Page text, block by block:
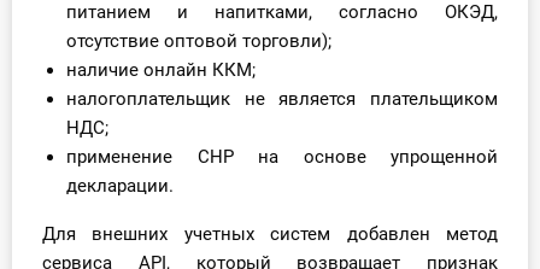
питанием и напитками, согласно ОКЭД,
отсутствие оптовой торговли);
наличие онлайн ККМ;
налогоплательщик не является плательщиком
НДС;
применение СНР на основе упрощенной
декларации.
Для внешних учетных систем добавлен метод
сервиса API, который возвращает признак